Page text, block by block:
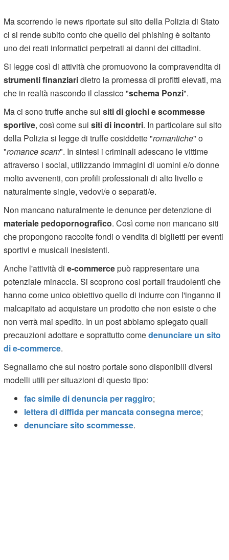
Ma scorrendo le news riportate sul sito della Polizia di Stato
ci si rende subito conto che quello del phishing è soltanto
uno dei reati informatici perpetrati ai danni dei cittadini.
Si legge così di attività che promuovono la compravendita di
strumenti finanziaridietro la promessa di profitti elevati, ma
che in realtà nascondo il classico "schema Ponzi".
Ma ci sono truffe anche suisiti di giochi e scommesse
sportive, così come suisiti di incontri. In particolare sul sito
della Polizia si legge di truffe cosiddette "romantiche" o
"romance scam". In sintesi i criminali adescano le vittime
attraverso i social, utilizzando immagini di uomini e/o donne
molto avvenenti, con profili professionali di alto livello e
naturalmente single, vedovi/e o separati/e.
Non mancano naturalmente le denunce per detenzione di
materiale pedopornografico. Così come non mancano siti
che propongono raccolte fondi o vendita di biglietti per eventi
sportivi e musicali inesistenti.
Anche l'attività die-commercepuò rappresentare una
potenziale minaccia. Si scoprono così portali fraudolenti che
hanno come unico obiettivo quello di indurre con l'inganno il
malcapitato ad acquistare un prodotto che non esiste o che
non verrà mai spedito. In un post abbiamo spiegato quali
precauzioni adottare e soprattutto comedenunciare un sito
di e-commerce.
Segnaliamo che sul nostro portale sono disponibili diversi
modelli utili per situazioni di questo tipo:
fac simile di denuncia per raggiro;
lettera di diffida per mancata consegna merce;
denunciare sito scommesse.